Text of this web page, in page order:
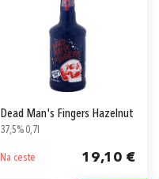
Dead Man's Fingers Hazelnut
37,5% 0,7l
Na ceste 19,10 €